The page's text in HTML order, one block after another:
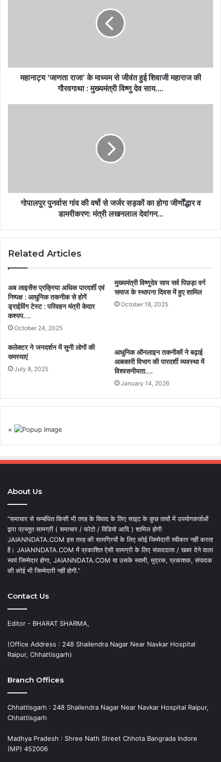
महानाट्य ‘जाणता राजा’ के माध्यम से जीवंत हुई शिवाजी महाराज की
गौरवगाथा : मुख्यमंत्री विष्णु देव साय….
गोपालपुर पुनर्वास गांव की वर्षो से जर्जर सड़कों का होगा जीर्णोंद्धार व
डामरीकरण: मंत्री लखनलाल देवांगन…
Related Articles
अब लाइसेंस प्रक्रिया अधिक पारदर्शी एवं
निष्पक्ष : आधुनिक तकनीक से होगें
ड्राईविंग टेस्ट : परिवहन मंत्री केदार
कश्यप….
October 24, 2025
मुख्यमंत्री विष्णुदेव साय सर्व पिछड़ा वर्ग
समाज के स्थापना दिवस में हुए शामिल
October 18, 2025
कलेक्टर ने जनदर्शन में सुनी लोगों की
समस्याएं
July 8, 2025
आधुनिक ऑनलाइन तकनीकों ने बढ़ाई
आबकारी विभाग की पारदर्शी व्यवस्था में
विश्वसनीयता….
January 14, 2026
×
About Us
“समाचार से सम्बंधित किसी भी तरह के विवाद के लिए साइट के कुछ तत्वों में उपयोगकर्ताओं
द्वारा प्रस्तुत सामग्री ( समाचार / फोटो / विडियो आदि ) शामिल होगी
JAIANNDATA.COM इस तरह की सामग्रियों के लिए कोई जिम्मेदारी स्वीकार नहीं करता
है। JAIANNDATA.COM में प्रकाशित ऐसी सामग्री के लिए संवाददाता / खबर देने वाला
स्वयं जिम्मेदार होगा, JAIANNDATA.COM या उसके स्वामी, मुद्रक, प्रकाशक, संपादक
की कोई भी जिम्मेदारी नहीं होगी.”
Contact Us
Editor - BHARAT SHARMA,
(Office Address : 248 Shailendra Nagar Near Navkar Hospital
Raipur, Chhattisgarh)
Branch Offices
Chhattisgarh : 248 Shailendra Nagar Near Navkar Hospital Raipur,
Chhattisgarh
Madhya Pradesh : Shree Nath Street Chhota Bangrada Indore
(MP) 452006